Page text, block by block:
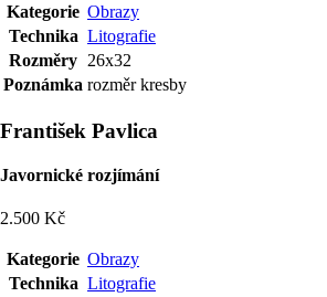
Kategorie Obrazy
Technika Litografie
Rozměry 26x32
Poznámka rozměr kresby
František Pavlica
Javornické rozjímání
2.500 Kč
Kategorie Obrazy
Technika Litografie